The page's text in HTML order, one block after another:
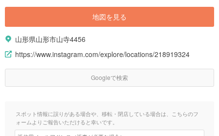
地図を見る
山形県山形市山寺4456
https://www.instagram.com/explore/locations/218919324
Googleで検索
スポット情報に誤りがある場合や、移転・閉店している場合は、こちらのフ
ォームよりご報告いただけると幸いです。